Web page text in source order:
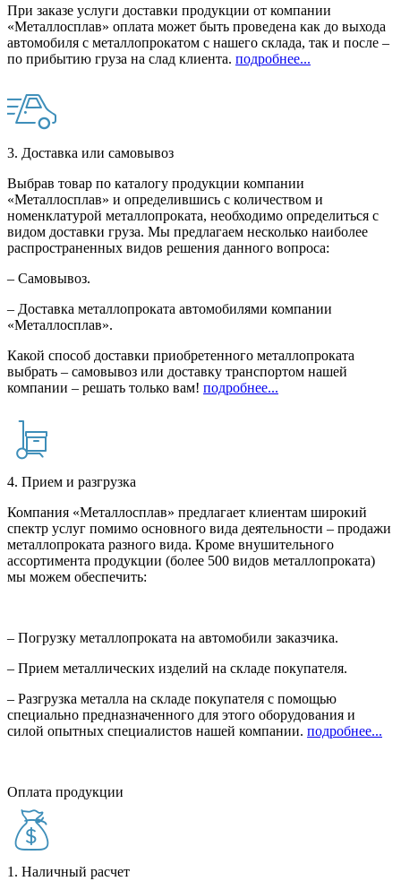
При заказе услуги доставки продукции от компании
«Металлосплав» оплата может быть проведена как до выхода
автомобиля с металлопрокатом с нашего склада, так и после –
по прибытию груза на слад клиента. подробнее...
3. Доставка или самовывоз
Выбрав товар по каталогу продукции компании
«Металлосплав» и определившись с количеством и
номенклатурой металлопроката, необходимо определиться с
видом доставки груза. Мы предлагаем несколько наиболее
распространенных видов решения данного вопроса:
– Самовывоз.
– Доставка металлопроката автомобилями компании
«Металлосплав».
Какой способ доставки приобретенного металлопроката
выбрать – самовывоз или доставку транспортом нашей
компании – решать только вам! подробнее...
4. Прием и разгрузка
Компания «Металлосплав» предлагает клиентам широкий
спектр услуг помимо основного вида деятельности – продажи
металлопроката разного вида. Кроме внушительного
ассортимента продукции (более 500 видов металлопроката)
мы можем обеспечить:
– Погрузку металлопроката на автомобили заказчика.
– Прием металлических изделий на складе покупателя.
– Разгрузка металла на складе покупателя с помощью
специально предназначенного для этого оборудования и
силой опытных специалистов нашей компании. подробнее...
Оплата продукции
1. Наличный расчет